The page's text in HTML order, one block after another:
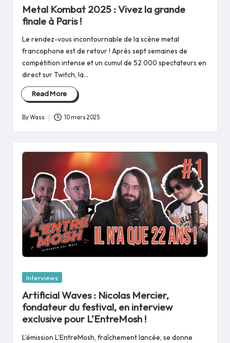
Metal Kombat 2025 : Vivez la grande
finale à Paris !
Le rendez-vous incontournable de la scène metal
francophone est de retour ! Après sept semaines de
compétition intense et un cumul de 52 000 spectateurs en
direct sur Twitch, la…
Read More
Posted
ByWass 10 mars 2025
Posted
Interviews
Artificial Waves : Nicolas Mercier,
fondateur du festival, en interview
exclusive pour L’EntreMosh !
L’émission L’EntreMosh, fraîchement lancée, se donne